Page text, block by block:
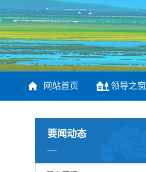
网站首页 领导之窗
要闻动态